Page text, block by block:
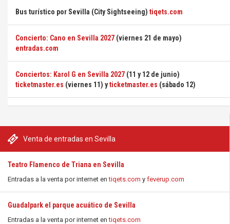
Venta de entradas en Sevilla
Teatro Flamenco de Triana en Sevilla
Entradas a la venta por internet entiqets.com y feverup.com
Guadalpark el parque acuático de Sevilla
Entradas a la venta por internet entiqets.com
Bus turístico por Sevilla (City Sightseeing) tiqets.com
Concierto: Cano en Sevilla 2027 (viernes 21 de mayo)
entradas.com
Conciertos: Karol G en Sevilla 2027 (11 y 12 de junio)
ticketmaster.es (viernes 11) yticketmaster.es (sábado 12)